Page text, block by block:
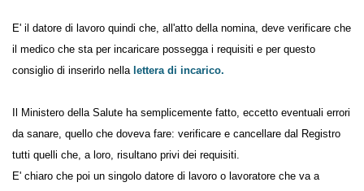
E' il datore di lavoro quindi che, all'atto della nomina, deve verificare
che il medico che sta per incaricare possegga i requisiti e per questo
consiglio di inserirlo nellalettera di incarico.
Il Ministero della Salute ha semplicemente fatto, eccetto eventuali
errori da sanare, quello che doveva fare: verificare e cancellare dal
Registro tutti quelli che, a loro, risultano privi dei requisiti.
E' chiaro che poi un singolo datore di lavoro o lavoratore che va a